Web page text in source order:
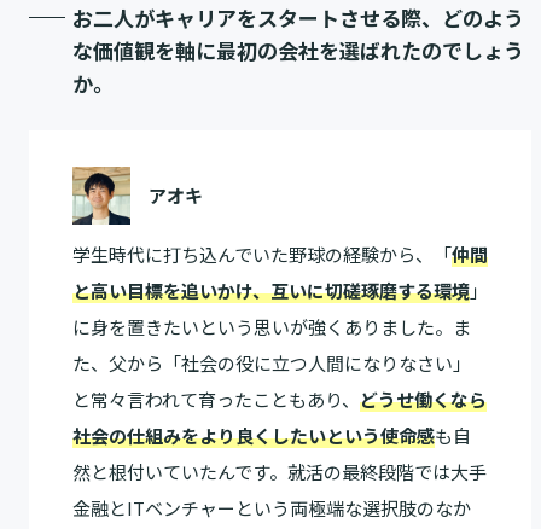
お二人がキャリアをスタートさせる際、どのよう
な価値観を軸に最初の会社を選ばれたのでしょう
か。
アオキ
学生時代に打ち込んでいた野球の経験から、「仲間
と高い目標を追いかけ、互いに切磋琢磨する環境」
に身を置きたいという思いが強くありました。ま
た、父から「社会の役に立つ人間になりなさい」
と常々言われて育ったこともあり、 どうせ働くなら
社会の仕組みをより良くしたいという使命感も自
然と根付いていたんです。就活の最終段階では大手
金融とITベンチャーという両極端な選択肢のなか